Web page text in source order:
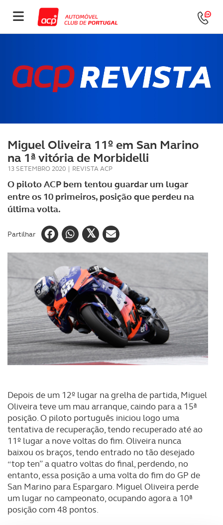
Miguel Oliveira 11º em San Marino
na 1ª vitória de Morbidelli
13 SETEMBRO 2020 | REVISTA ACP
O piloto ACP bem tentou guardar um lugar
entre os 10 primeiros, posição que perdeu na
última volta.
Partilhar
Depois de um 12º lugar na grelha de partida, Miguel
Oliveira teve um mau arranque, caindo para a 15ª
posição. O piloto português iniciou logo uma
tentativa de recuperação, tendo recuperado até ao
11º lugar a nove voltas do fim. Oliveira nunca
baixou os braços, tendo entrado no tão desejado
“top ten” a quatro voltas do final, perdendo, no
entanto, essa posição a uma volta do fim do GP de
San Marino para Espargaro. Miguel Oliveira perde
um lugar no campeonato, ocupando agora a 10ª
posição com 48 pontos.